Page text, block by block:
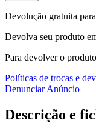
Devolução gratuita
Devolva seu produto
Para devolver o
Políticas de trocas e
Denunciar Anúncio
Descrição e